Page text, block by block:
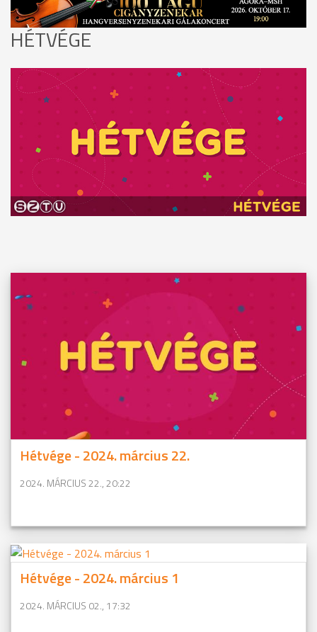
HÉTVÉGE
Hétvége - 2024. március 22.
2024. MÁRCIUS 22., 20:22
Hétvége - 2024. március 1
2024. MÁRCIUS 02., 17:32